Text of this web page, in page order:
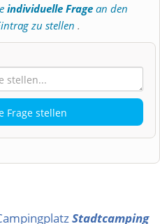
individuelle Frage an den
zu stellen .
Frage stellen
Stadtcamping